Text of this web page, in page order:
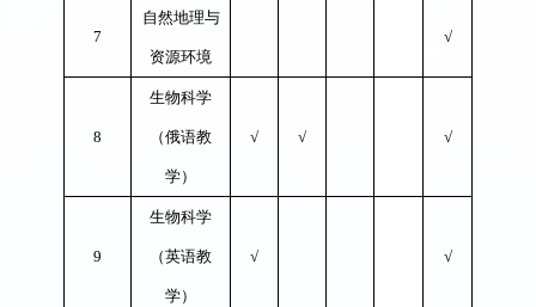
7
自然地理与
资源环境
√
8
生物科学
（俄语教
学）
√ √ √
9
生物科学
（英语教
学）
√ √